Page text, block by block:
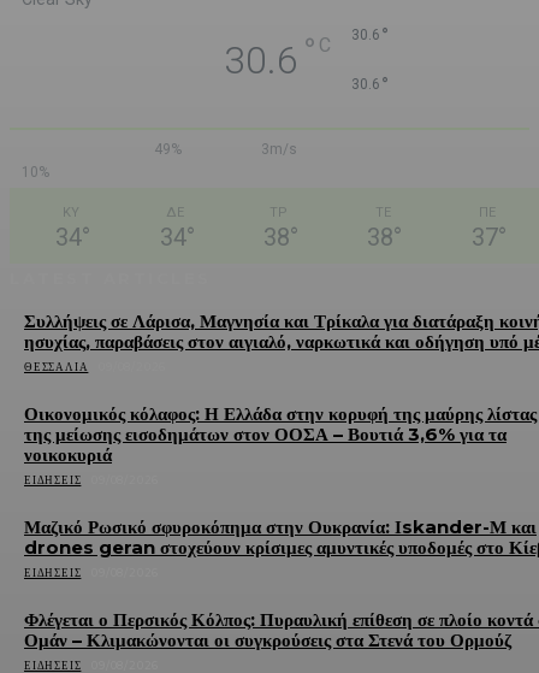
30.6 ° C 30.6 °
30.6 °
49%
3m/s
10%
ΚΥ
34°
ΔΕ
34°
ΤΡ
38°
ΤΕ
38°
ΠΕ
37°
Συλλήψεις σε Λάρισα, Μαγνησία και Τρίκαλα για διατάραξη
ησυχίας, παραβάσεις στον αιγιαλό, ναρκωτικά και οδήγηση υπό
ΘΕΣΣΑΛΊΑ
Οικονομικός κόλαφος: Η Ελλάδα στην κορυφή της μαύρης λίστας
της μείωσης εισοδημάτων στον ΟΟΣΑ – Βουτιά 3,6% για τα
νοικοκυριά
ΕΙΔΉΣΕΙΣ
Μαζικό Ρωσικό σφυροκόπημα στην Ουκρανία: Ιskander-Μ και
drones geran στοχεύουν κρίσιμες αμυντικές υποδομές στο
ΕΙΔΉΣΕΙΣ
Φλέγεται ο Περσικός Κόλπος: Πυραυλική επίθεση σε πλοίο κοντά
Ομάν – Κλιμακώνονται οι συγκρούσεις στα Στενά του Ορμούζ
ΕΙΔΉΣΕΙΣ